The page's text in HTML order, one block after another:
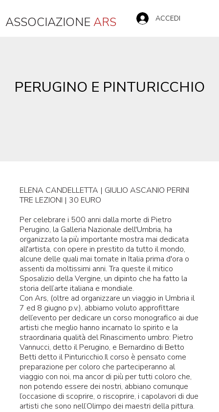
ASSOCIAZIONEARS ACCEDI
PERUGINO E PINTURICCHIO
ELENA CANDELLETTA | GIULIO ASCANIO PERINI
TRE LEZIONI | 30 EURO
Per celebrare i 500 anni dalla morte di Pietro
Perugino, la Galleria Nazionale dell'Umbria, ha
organizzato la più importante mostra mai dedicata
all'artista, con opere in prestito da tutto il mondo,
alcune delle quali mai tornate in Italia prima d'ora o
assenti da moltissimi anni. Tra queste il mitico
Sposalizio della Vergine, un dipinto che ha fatto la
storia dell’arte italiana e mondiale.
Con Ars, (oltre ad organizzare un viaggio in Umbria il
7 ed 8 giugno p.v.), abbiamo voluto approfittare
dell’evento per dedicare un corso monografico ai due
artisti che meglio hanno incarnato lo spirito e la
straordinaria qualità del Rinascimento umbro: Pietro
Vannucci, detto il Perugino, e Bernardino di Betto
Betti detto il Pinturicchio.Il corso è pensato come
preparazione per coloro che parteciperanno al
viaggio con noi, ma ancor di più per tutti coloro che,
non potendo essere dei nostri, abbiano comunque
l’occasione di scoprire, o riscoprire, i capolavori di due
artisti che sono nell’Olimpo dei maestri della pittura.